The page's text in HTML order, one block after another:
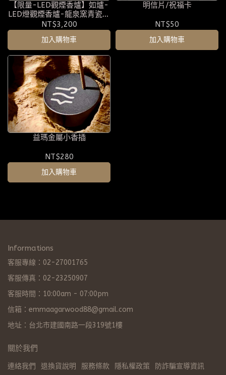
【限量-LED觀煙香爐】如爐-
LED燈觀煙香爐-龍泉窯青瓷蓮
花造型
NT$3,200
加入購物車
明信片/祝福卡
NT$50
加入購物車
益瑪金屬小香插
NT$280
加入購物車
Informations
客服專線：02-27001765
客服傳真：02-23250907
客服時間：10:00am - 07:00pm
信箱：emmaagarwood88@gmail.com
地址：台北市建國南路一段319號1樓
關於我們
連絡我們 退換貨說明 服務條款 隱私權政策 防詐騙宣導資訊